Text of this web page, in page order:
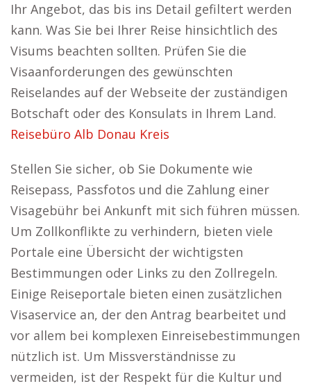
Ihr Angebot, das bis ins Detail gefiltert werden
kann. Was Sie bei Ihrer Reise hinsichtlich des
Visums beachten sollten. Prüfen Sie die
Visaanforderungen des gewünschten
Reiselandes auf der Webseite der zuständigen
Botschaft oder des Konsulats in Ihrem Land.
Reisebüro Alb Donau Kreis
Stellen Sie sicher, ob Sie Dokumente wie
Reisepass, Passfotos und die Zahlung einer
Visagebühr bei Ankunft mit sich führen müssen.
Um Zollkonflikte zu verhindern, bieten viele
Portale eine Übersicht der wichtigsten
Bestimmungen oder Links zu den Zollregeln.
Einige Reiseportale bieten einen zusätzlichen
Visaservice an, der den Antrag bearbeitet und
vor allem bei komplexen Einreisebestimmungen
nützlich ist. Um Missverständnisse zu
vermeiden, ist der Respekt für die Kultur und